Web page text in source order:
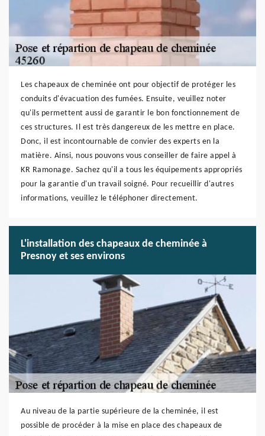
Les chapeaux de cheminée ont pour objectif de protéger les
conduits d'évacuation des fumées. Ensuite, veuillez noter
qu'ils permettent aussi de garantir le bon fonctionnement de
ces structures. Il est très dangereux de les mettre en place.
Donc, il est incontournable de convier des experts en la
matière. Ainsi, nous pouvons vous conseiller de faire appel à
KR Ramonage. Sachez qu'il a tous les équipements appropriés
pour la garantie d'un travail soigné. Pour recueillir d'autres
informations, veuillez le téléphoner directement.
L'installation des chapeaux de cheminée à
Presnoy et ses environs
Au niveau de la partie supérieure de la cheminée, il est
possible de procéder à la mise en place des chapeaux de